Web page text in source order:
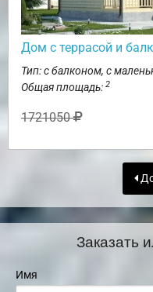
Дом с террасой и
Тип: с балконом, с
Общая площадь: 2
1721050
Заказать
Имя